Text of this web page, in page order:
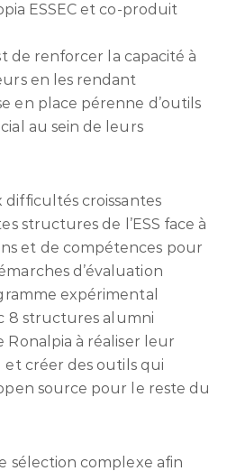
ESSEC et co-produit
de renforcer la capacité à
en les rendant
en place pérenne d’outils
au sein de leurs
croissantes
structures de l’ESS face à
et de compétences pour
d’évaluation
expérimental
8 structures alumni
Ronalpia à réaliser leur
et créer des outils qui
source pour le reste du
sélection complexe afin